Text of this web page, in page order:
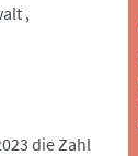
die Zahl